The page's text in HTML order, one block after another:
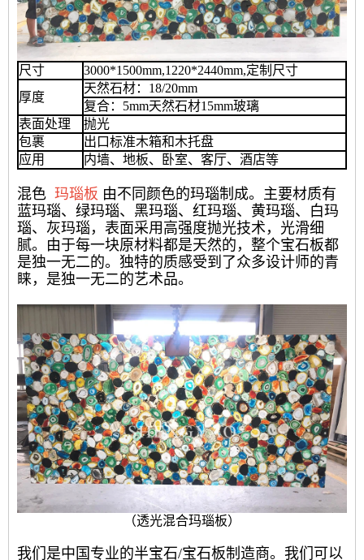
尺寸
3000*1500mm,1220*2440mm,定制尺寸
厚度
天然石材：18/20mm
复合：5mm天然石材15mm玻璃
表面处理
抛光
包裹
出口标准木箱和木托盘
应用
内墙、地板、卧室、客厅、酒店等
混色 玛瑙板 由不同颜色的玛瑙制成。主要材质有
蓝玛瑙、绿玛瑙、黑玛瑙、红玛瑙、黄玛瑙、白玛
瑙、灰玛瑙，表面采用高强度抛光技术，光滑细
腻。由于每一块原材料都是天然的，整个宝石板都
是独一无二的。独特的质感受到了众多设计师的青
睐，是独一无二的艺术品。
（透光混合玛瑙板）
我们是中国专业的半宝石/宝石板制造商。我们可以